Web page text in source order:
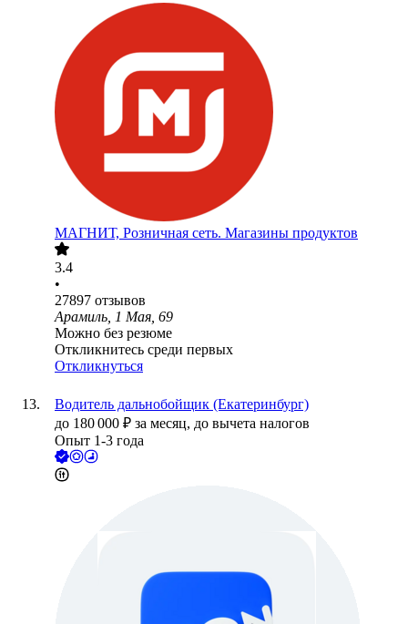
МАГНИТ, Розничная сеть. Магазины продуктов
3.4
•
27897 отзывов
Арамиль, 1 Мая, 69
Можно без резюме
Откликнитесь среди первых
Откликнуться
Водитель дальнобойщик (Екатеринбург)
до 180 000 ₽ за месяц, до вычета налогов
Опыт 1-3 года